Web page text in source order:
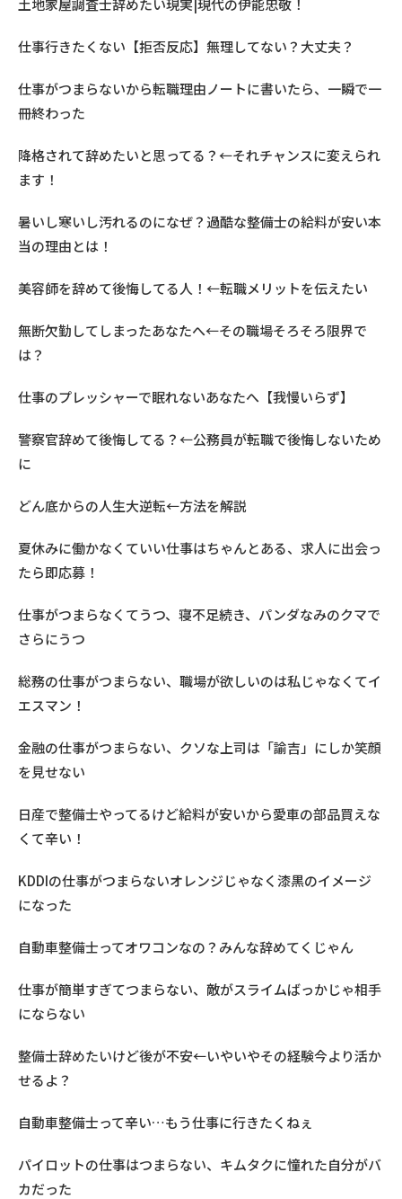
土地家屋調査士辞めたい現実|現代の伊能忠敬！
仕事行きたくない【拒否反応】無理してない？大丈夫？
仕事がつまらないから転職理由ノートに書いたら、一瞬で一
冊終わった
降格されて辞めたいと思ってる？←それチャンスに変えられ
ます！
暑いし寒いし汚れるのになぜ？過酷な整備士の給料が安い本
当の理由とは！
美容師を辞めて後悔してる人！←転職メリットを伝えたい
無断欠勤してしまったあなたへ←その職場そろそろ限界で
は？
仕事のプレッシャーで眠れないあなたへ【我慢いらず】
警察官辞めて後悔してる？←公務員が転職で後悔しないため
に
どん底からの人生大逆転←方法を解説
夏休みに働かなくていい仕事はちゃんとある、求人に出会っ
たら即応募！
仕事がつまらなくてうつ、寝不足続き、パンダなみのクマで
さらにうつ
総務の仕事がつまらない、職場が欲しいのは私じゃなくてイ
エスマン！
金融の仕事がつまらない、クソな上司は「諭吉」にしか笑顔
を見せない
日産で整備士やってるけど給料が安いから愛車の部品買えな
くて辛い！
KDDIの仕事がつまらないオレンジじゃなく漆黒のイメージ
になった
自動車整備士ってオワコンなの？みんな辞めてくじゃん
仕事が簡単すぎてつまらない、敵がスライムばっかじゃ相手
にならない
整備士辞めたいけど後が不安←いやいやその経験今より活か
せるよ？
自動車整備士って辛い…もう仕事に行きたくねぇ
パイロットの仕事はつまらない、キムタクに憧れた自分がバ
カだった